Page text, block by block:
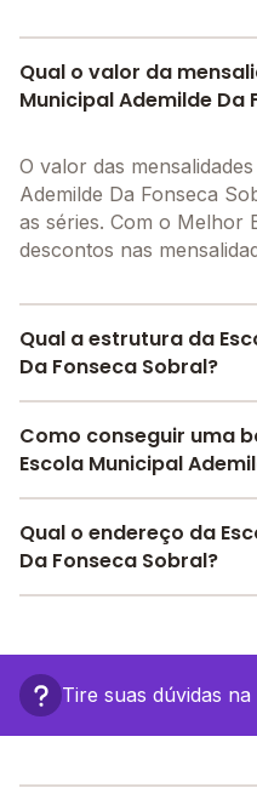
Qual o valor da
Municipal Ademilde Da
O valor das
Ademilde Da Fonseca
as séries. Com o Melhor
descontos nas
Qual a estrutura da
Da Fonseca Sobral?
A Escola Municipal
oferece toda a estrutura
Pátio Coberto,
professores, Pátio
estruturas.
Como conseguir uma
Escola Municipal
Pesquise bolsas
encontre o melhor
Qual o endereço da
Da Fonseca Sobral?
em: br 174 km 165, -
Tire suas dúvidas na